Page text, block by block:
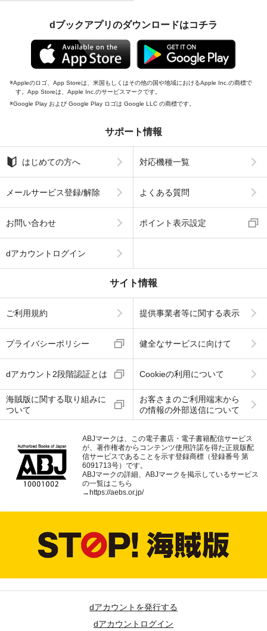
dブックアプリのダウンロードはコチラ
Appleのロゴ、App Storeは、米国もしくはその他の国や地域におけるApple Inc.の商標で
す。App Storeは、Apple Inc.のサービスマークです。
Google Play および Google Play ロゴは Google LLC の商標です。
サポート情報
はじめての方へ 対応機種一覧
メールサービス登録/解除 よくある質問
お問い合わせ ポイント表示設定
dアカウントログイン
サイト情報
ご利用規約 提供事業者等に関する表示
プライバシーポリシー 健全なサービスに向けて
dアカウント2段階認証とは Cookieの利用について
海賊版に関する取り組みに
ついて
お客さまのご利用端末から
の情報の外部送信について
ABJマークは、この電子書店・電子書籍配信サービス
が、著作権者からコンテンツ使用許諾を得た正規版配
信サービスであることを示す登録商標（登録番号 第
6091713号）です。
ABJマークの詳細、ABJマークを掲示しているサービス
の一覧はこちら
→ https://aebs.or.jp/
dアカウントを発行する
dアカウントログイン